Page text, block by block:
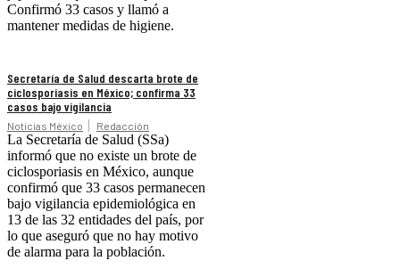
Confirmó 33 casos y llamó a
mantener medidas de higiene.
Secretaría de Salud descarta brote de
ciclosporiasis en México; confirma 33
casos bajo vigilancia
Noticias México Redacción
La Secretaría de Salud (SSa)
informó que no existe un brote de
ciclosporiasis en México, aunque
confirmó que 33 casos permanecen
bajo vigilancia epidemiológica en
13 de las 32 entidades del país, por
lo que aseguró que no hay motivo
de alarma para la población.